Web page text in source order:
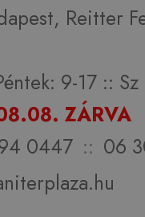
Reitter
9-17 :: Sz
ZÁRVA
0447 :: 06